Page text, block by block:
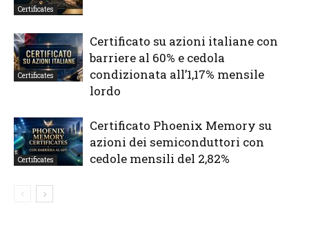
Certificates
Certificates
Certificato su azioni italiane con
barriere al 60% e cedola
condizionata all’1,17% mensile
lordo
Certificates
Certificato Phoenix Memory su
azioni dei semiconduttori con
cedole mensili del 2,82%